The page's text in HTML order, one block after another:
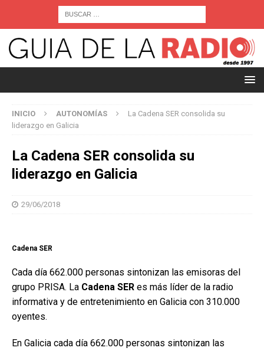
INICIO AUTONOMÍAS
La Cadena SER consolida su
liderazgo en Galicia
La Cadena SER consolida su
liderazgo en Galicia
29/06/2018
Cadena SER
Cada día 662.000 personas sintonizan las emisoras del
grupo PRISA. La Cadena SER es más líder de la radio
informativa y de entretenimiento en Galicia con 310.000
oyentes.
En Galicia cada día 662.000 personas sintonizan las